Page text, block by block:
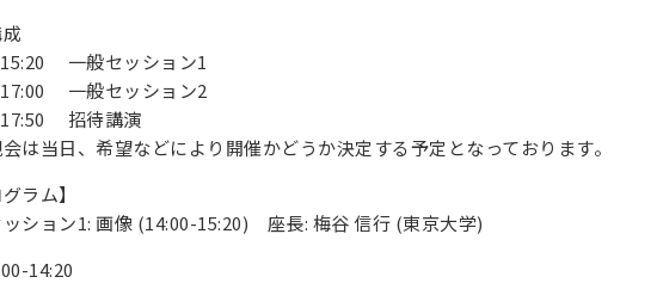
一般セッション1
一般セッション2
17:50 招待講演
は当日、希望などにより開催かどうか決定する予定となっております。
ラム】
ション1: 画像 (14:00-15:20) 座長: 梅谷 信行 (東京大学)
14:20